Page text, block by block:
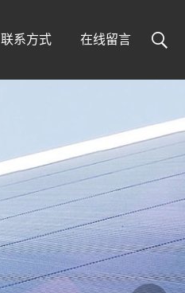
联系方式 在线留言